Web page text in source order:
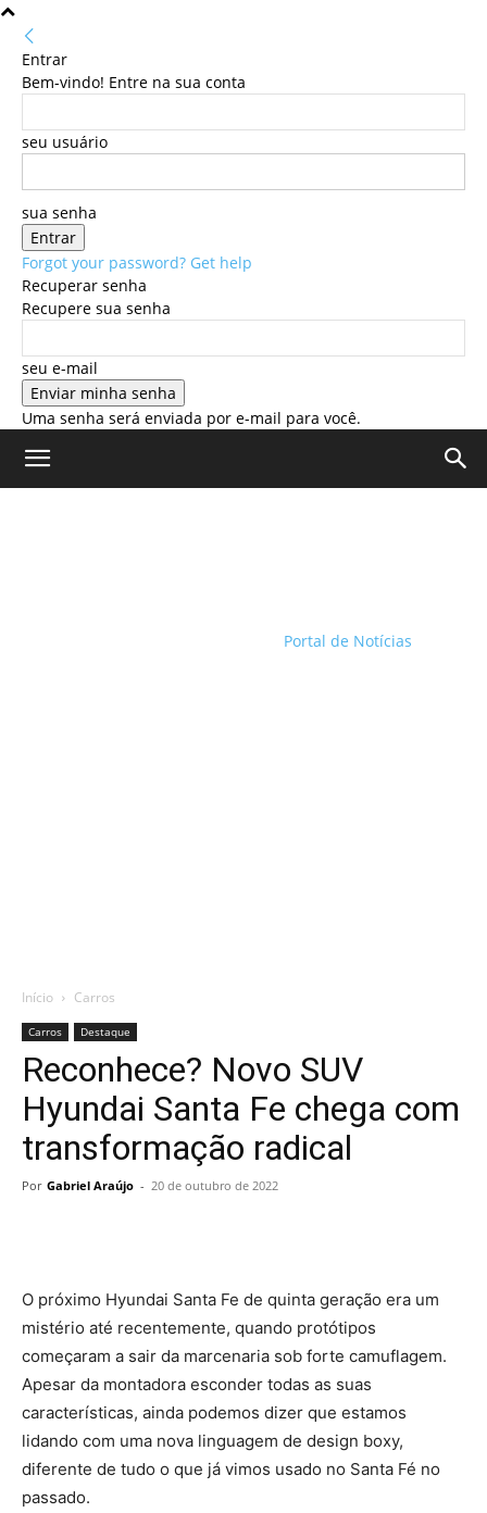
Entrar
Bem-vindo! Entre na sua conta
seu usuário
sua senha
Forgot your password? Get help
Recuperar senha
Recupere sua senha
seu e-mail
Uma senha será enviada por e-mail para você.
Portal de Notícias
Início Carros
Carros Destaque
Reconhece? Novo SUV
Hyundai Santa Fe chega com
transformação radical
Por Gabriel Araújo - 20 de outubro de 2022
O próximo Hyundai Santa Fe de quinta geração era um
mistério até recentemente, quando protótipos
começaram a sair da marcenaria sob forte camuflagem.
Apesar da montadora esconder todas as suas
características, ainda podemos dizer que estamos
lidando com uma nova linguagem de design boxy,
diferente de tudo o que já vimos usado no Santa Fé no
passado.